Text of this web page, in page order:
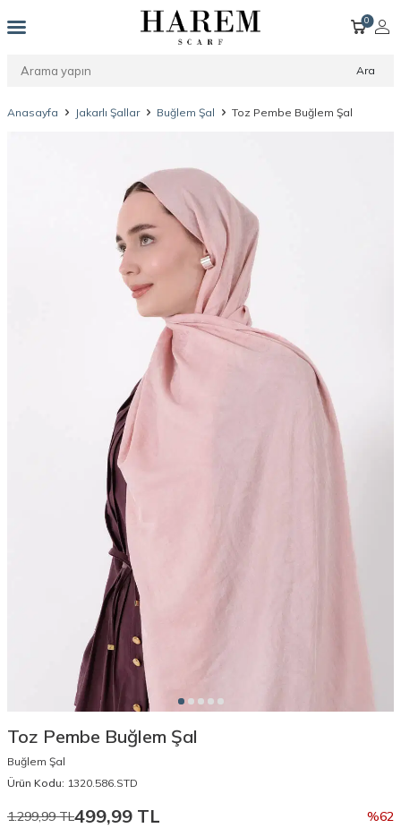
Ara
0
Anasayfa Jakarlı Şallar Buğlem Şal Toz Pembe Buğlem Şal
Toz Pembe Buğlem Şal
Buğlem Şal
Ürün Kodu: 1320.586.STD
1.299,99TL499,99 TL %62